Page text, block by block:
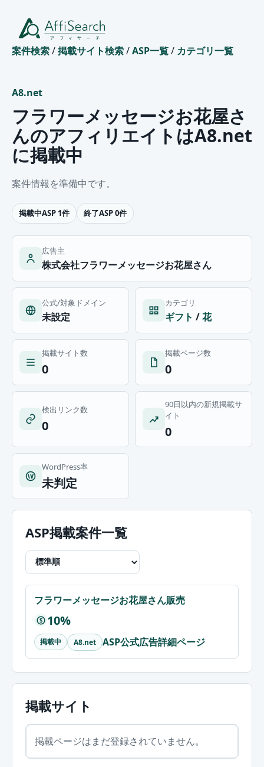
案件検索/掲載サイト検索/ASP一覧/ カテゴリ一覧
A8.net
フラワーメッセージお花屋さ
んのアフィリエイトはA8.net
に掲載中
案件情報を準備中です。
掲載中ASP 1件 終了ASP 0件
広告主
株式会社フラワーメッセージお花屋さん
公式/対象ドメイン
未設定
カテゴリ
ギフト /花
掲載サイト数
0
掲載ページ数
0
検出リンク数
0
90日以内の新規掲載サ
イト
0
WordPress率
未判定
ASP掲載案件一覧
フラワーメッセージお花屋さん販売
$ 10%
掲載中 A8.net ASP公式広告詳細ページ
掲載サイト
掲載ページはまだ登録されていません。